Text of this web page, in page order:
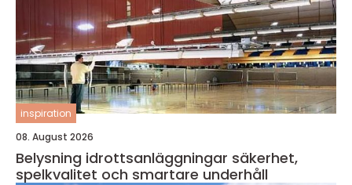
inspiration
08. August 2026
Belysning idrottsanläggningar säkerhet,
spelkvalitet och smartare underhåll